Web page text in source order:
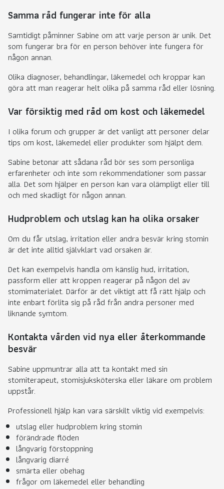
Samma råd fungerar inte för alla
Samtidigt påminner Sabine om att varje person är unik. Det
som fungerar bra för en person behöver inte fungera för
någon annan.
Olika diagnoser, behandlingar, läkemedel och kroppar kan
göra att man reagerar helt olika på samma råd eller lösning.
Var försiktig med råd om kost och läkemedel
I olika forum och grupper är det vanligt att personer delar
tips om kost, läkemedel eller produkter som hjälpt dem.
Sabine betonar att sådana råd bör ses som personliga
erfarenheter och inte som rekommendationer som passar
alla. Det som hjälper en person kan vara olämpligt eller till
och med skadligt för någon annan.
Hudproblem och utslag kan ha olika orsaker
Om du får utslag, irritation eller andra besvär kring stomin
är det inte alltid självklart vad orsaken är.
Det kan exempelvis handla om känslig hud, irritation,
passform eller att kroppen reagerar på någon del av
stomimaterialet. Därför är det viktigt att få rätt hjälp och
inte enbart förlita sig på råd från andra personer med
liknande symtom.
Kontakta vården vid nya eller återkommande
besvär
Sabine uppmuntrar alla att ta kontakt med sin
stomiterapeut, stomisjuksköterska eller läkare om problem
uppstår.
Professionell hjälp kan vara särskilt viktig vid exempelvis:
utslag eller hudproblem kring stomin
förändrade flöden
långvarig förstoppning
långvarig diarré
smärta eller obehag
frågor om läkemedel eller behandling